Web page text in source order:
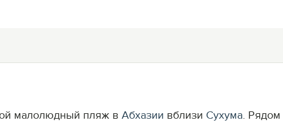
малолюдный пляж в Абхазии вблизи Сухума.